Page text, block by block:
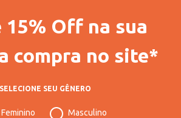
15% Off na sua
compra no site*
SELECIONE SEU GÊNERO
Feminino Masculino